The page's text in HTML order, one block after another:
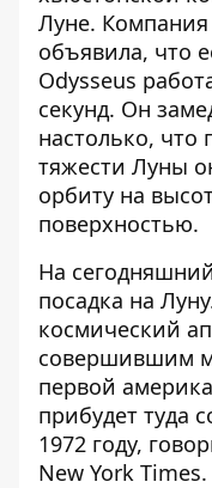
Луне.
объявила, что
Odysseus
секунд. Он
настолько, что
тяжести Луны
орбиту на
поверхностью.
На
посадка на
космический
совершившим
первой
прибудет туда
1972 году,
New York Times.